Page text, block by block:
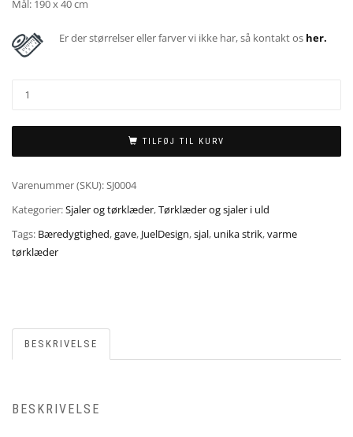
Mål: 190 x 40 cm
Er der størrelser eller farver vi ikke har, så kontakt os her.
TILFØJ TIL KURV
Varenummer (SKU):SJ0004
Kategorier:Sjaler og tørklæder,Tørklæder og sjaler i uld
Tags: Bæredygtighed,gave, JuelDesign,sjal, unika strik,varme
tørklæder
BESKRIVELSE
BESKRIVELSE